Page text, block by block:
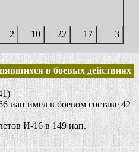
2 10 22 17 3
в боевых действиях
иап имел в боевом составе 42
И-16 в 149 иап.